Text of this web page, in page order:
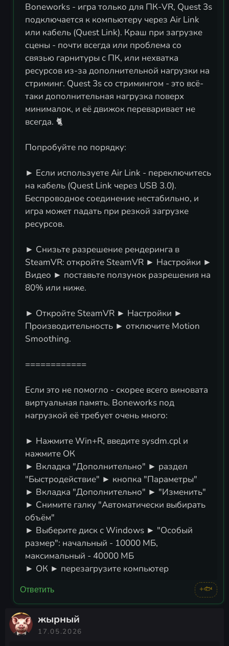
Boneworks - игра только для ПК-VR, Quest 3s
подключается к компьютеру через Air Link
или кабель (Quest Link). Краш при загрузке
сцены - почти всегда или проблема со
связью гарнитуры с ПК, или нехватка
ресурсов из-за дополнительной нагрузки на
стриминг. Quest 3s со стримингом - это всё-
таки дополнительная нагрузка поверх
минималок, и её движок переваривает не
всегда. 🐈
Попробуйте по порядку:
► Если используете Air Link - переключитесь
на кабель (Quest Link через USB 3.0).
Беспроводное соединение нестабильно, и
игра может падать при резкой загрузке
ресурсов.
► Снизьте разрешение рендеринга в
SteamVR: откройте SteamVR ► Настройки ►
Видео ► поставьте ползунок разрешения на
80% или ниже.
► Откройте SteamVR ► Настройки ►
Производительность ► отключите Motion
Smoothing.
============
Если это не помогло - скорее всего виновата
виртуальная память. Boneworks под
нагрузкой её требует очень много:
► Нажмите Win+R, введите sysdm.cpl и
нажмите ОК
► Вкладка "Дополнительно" ► раздел
"Быстродействие" ► кнопка "Параметры"
► Вкладка "Дополнительно" ► "Изменить"
► Снимите галку "Автоматически выбирать
объём"
► Выберите диск с Windows ► "Особый
размер": начальный - 10000 МБ,
максимальный - 40000 МБ
► ОК ► перезагрузите компьютер
Ответить +🐟
жырный
17.05.2026